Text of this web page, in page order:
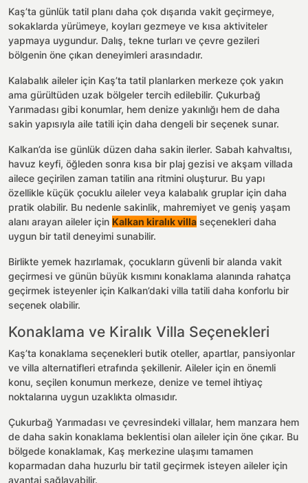
Kaş’ta günlük tatil planı daha çok dışarıda vakit geçirmeye,
sokaklarda yürümeye, koyları gezmeye ve kısa aktiviteler
yapmaya uygundur. Dalış, tekne turları ve çevre gezileri
bölgenin öne çıkan deneyimleri arasındadır.
Kalabalık aileler için Kaş’ta tatil planlarken merkeze çok yakın
ama gürültüden uzak bölgeler tercih edilebilir. Çukurbağ
Yarımadası gibi konumlar, hem denize yakınlığı hem de daha
sakin yapısıyla aile tatili için daha dengeli bir seçenek sunar.
Kalkan’da ise günlük düzen daha sakin ilerler. Sabah kahvaltısı,
havuz keyfi, öğleden sonra kısa bir plaj gezisi ve akşam villada
ailece geçirilen zaman tatilin ana ritmini oluşturur. Bu yapı
özellikle küçük çocuklu aileler veya kalabalık gruplar için daha
pratik olabilir. Bu nedenle sakinlik, mahremiyet ve geniş yaşam
alanı arayan aileler için Kalkan kiralık villa seçenekleri daha
uygun bir tatil deneyimi sunabilir.
Birlikte yemek hazırlamak, çocukların güvenli bir alanda vakit
geçirmesi ve günün büyük kısmını konaklama alanında rahatça
geçirmek isteyenler için Kalkan’daki villa tatili daha konforlu bir
seçenek olabilir.
Konaklama ve Kiralık Villa Seçenekleri
Kaş’ta konaklama seçenekleri butik oteller, apartlar, pansiyonlar
ve villa alternatifleri etrafında şekillenir. Aileler için en önemli
konu, seçilen konumun merkeze, denize ve temel ihtiyaç
noktalarına uygun uzaklıkta olmasıdır.
Çukurbağ Yarımadası ve çevresindeki villalar, hem manzara hem
de daha sakin konaklama beklentisi olan aileler için öne çıkar. Bu
bölgede konaklamak, Kaş merkezine ulaşımı tamamen
koparmadan daha huzurlu bir tatil geçirmek isteyen aileler için
avantaj sağlayabilir.